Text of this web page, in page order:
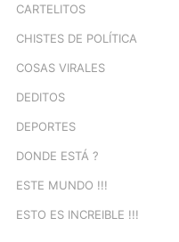
CARTELITOS
CHISTES DE POLÍTICA
COSAS VIRALES
DEDITOS
DEPORTES
DONDE ESTÁ ?
ESTE MUNDO !!!
ESTO ES INCREIBLE !!!